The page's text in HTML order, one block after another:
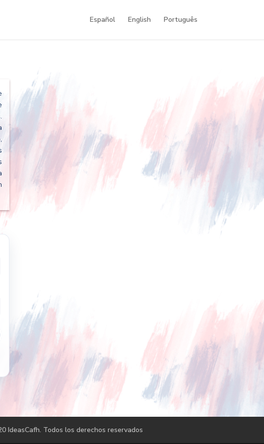
Español English Português
IdeasCafh. Todos los derechos reservados